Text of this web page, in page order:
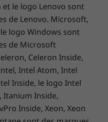
une mise à
11 dès
1
la mise à niveau
et devrait
poursuivre jusqu’en
variera selon
le logo Lenovo sont
de Lenovo. Microsoft,
logo Windows sont
de Microsoft
Celeron Inside,
Intel Atom, Intel
Inside, le logo Intel
Itanium Inside,
Inside, Xeon, Xeon